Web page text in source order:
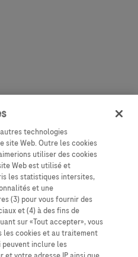
technologies
site Web. Outre les cookies
utiliser des cookies
Web est utilisé et
les statistiques intersites,
et une
(3) pour vous fournir des
et (4) à des fins de
sur «Tout accepter», vous
les cookies et au traitement
peuvent inclure les